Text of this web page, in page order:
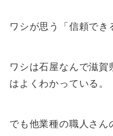
ワシが思う「信頼でき
ワシは石屋なんで滋
はよくわかっている。
でも他業種の職人さん